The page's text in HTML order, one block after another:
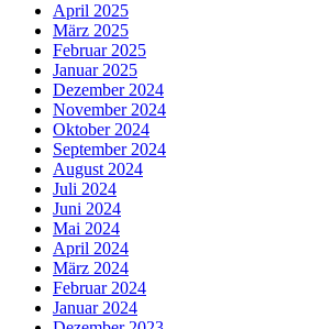
April 2025
März 2025
Februar 2025
Januar 2025
Dezember 2024
November 2024
Oktober 2024
September 2024
August 2024
Juli 2024
Juni 2024
Mai 2024
April 2024
März 2024
Februar 2024
Januar 2024